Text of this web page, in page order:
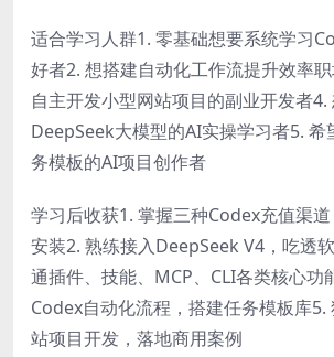
适合学习人群1. 零基础想要系统学习
好者2. 想搭建自动化工作流提升效率
自主开发小型网站项目的副业开发者4.
DeepSeek大模型的AI实操学习者5. 希
务模板的AI项目创作者
学习后收获1. 掌握三种Codex充值渠
安装2. 熟练接入DeepSeek V4，吃透
通插件、技能、MCP、CLI各类核心功
Codex自动化流程，搭建任务模板库5.
站项目开发，落地商用案例